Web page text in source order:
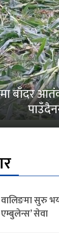
बाँदर
वालिङमा सुरु
एम्बुलेन्स’ सेवा